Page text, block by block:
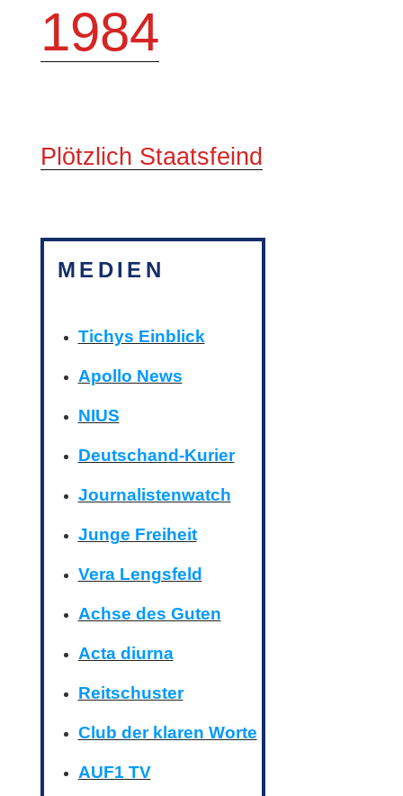
1984
Plötzlich Staatsfeind
MEDIEN
Tichys Einblick
Apollo News
NIUS
Deutschand-Kurier
Journalistenwatch
Junge Freiheit
Vera Lengsfeld
Achse des Guten
Acta diurna
Reitschuster
Club der klaren Worte
AUF1 TV